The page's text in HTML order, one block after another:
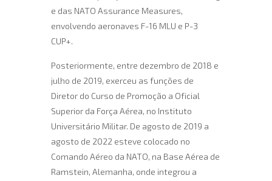
e das NATO Assurance Measures,
envolvendo aeronaves F-16 MLU e P-3
CUP+.
Posteriormente, entre dezembro de 2018 e
julho de 2019, exerceu as funções de
Diretor do Curso de Promoção a Oficial
Superior da Força Aérea, no Instituto
Universitário Militar. De agosto de 2019 a
agosto de 2022 esteve colocado no
Comando Aéreo da NATO, na Base Aérea de
Ramstein, Alemanha, onde integrou a